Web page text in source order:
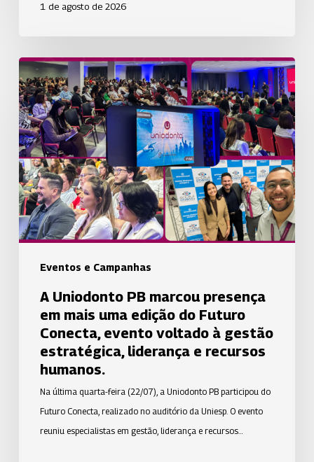
1 de agosto de 2026
Eventos e Campanhas
A
Uniodonto
PB
marcou
presença
em
mais
uma
edição
do
Futuro
evento
voltado
gestão
liderança
recursos
A Uniodonto PB marcou presença
em mais uma edição do Futuro
Conecta, evento voltado à gestão
estratégica, liderança e recursos
humanos.
Na última quarta-feira (22/07), a Uniodonto PB participou do
Futuro Conecta, realizado no auditório da Uniesp. O evento
reuniu especialistas em gestão, liderança e recursos…